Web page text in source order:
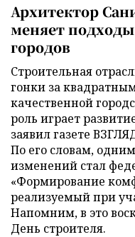
Архитектор
меняет подходы
городов
Строительная
гонки за
качественной
роль играет
заявил газете
По его словам,
изменений стал
«Формирование
реализуемый при
Напомним, в это
День строителя.